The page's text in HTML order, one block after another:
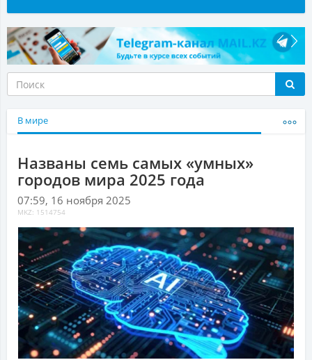
В мире
Названы семь самых «умных»
городов мира 2025 года
07:59, 16 ноября 2025
MKZ: 1514754